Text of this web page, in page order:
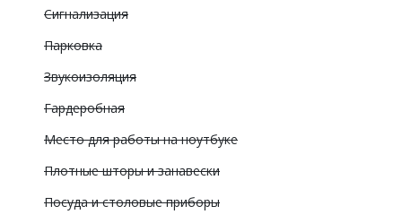
Сигнализация
Парковка
Звукоизоляция
Гардеробная
Место для работы на ноутбуке
Плотные шторы и занавески
Посуда и столовые приборы